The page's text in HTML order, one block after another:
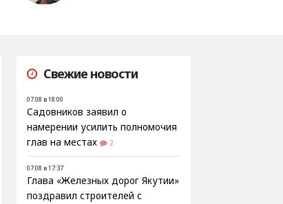
Свежие новости
07.08 в 18:00
Садовников заявил о
намерении усилить полномочия
глав на местах
2
07.08 в 17:37
Глава «Железных дорог Якутии»
поздравил строителей с